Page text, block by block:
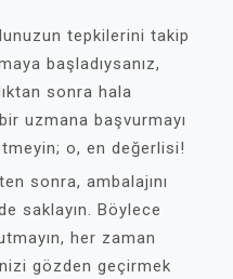
tepkilerini takip
başladıysanız,
sonra hala
uzmana başvurmayı
o, en değerlisi!
sonra, ambalajını
saklayın. Böylece
her zaman
gözden geçirmek